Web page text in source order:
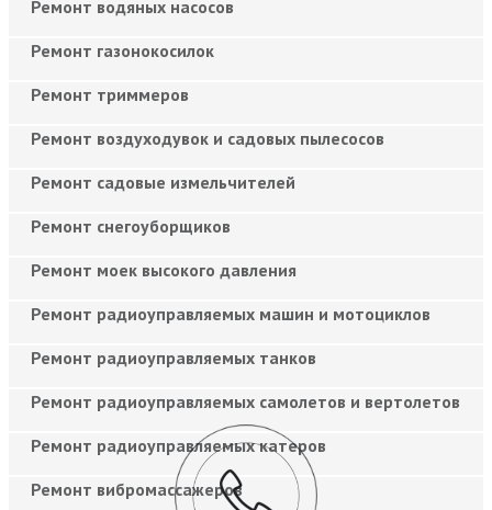
Ремонт водяных насосов
Ремонт газонокосилок
Ремонт триммеров
Ремонт воздуходувок и садовых пылесосов
Ремонт садовые измельчителей
Ремонт снегоуборщиков
Ремонт моек высокого давления
Ремонт радиоуправляемых машин и мотоциклов
Ремонт радиоуправляемых танков
Ремонт радиоуправляемых самолетов и вертолетов
Ремонт радиоуправляемых катеров
Ремонт вибромассажеров